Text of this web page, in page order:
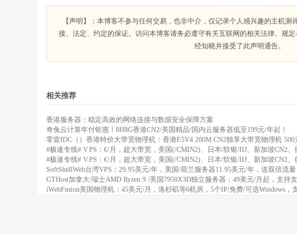
【声明】：本博客不参与任何交易，也非中介，仅记录个人感兴趣的主机测
接、法定、约定的保证。访问本博客请务必遵守有关互联网的相关法律、规
经知晓并接受了此声明通告。
相关推荐
香港服务器：稳定高效的网络连接与数据安全保障方案
奇兔云计算年付钜惠！8H8G香港CN2/美国精品/国内云服务器低至199元/年起！
零壹IDC（）香港特价大带宽物理机：香港E5V4 200M CN2独享大带宽物理机 500
#极速专线# V.PS：€/月，超大带宽，美国(/CMIN2)、日本/软银/IIJ、新加坡CN2
#极速专线# V.PS：€/月，超大带宽，美国(/CMIN2)、日本/软银/IIJ、新加坡CN2
SoftShellWeb台湾VPS：29.95美元/年，美国/荷兰服务器11.95美元/年，送双倍流
GTHost加拿大/瑞士AMD Ryzen 9 /美国7950X3D独立服务器：49美元/月起，支持
iWebFusion美国物理机：45美元/月，洛杉矶等6机房，5个IP/免费/可选Windows，